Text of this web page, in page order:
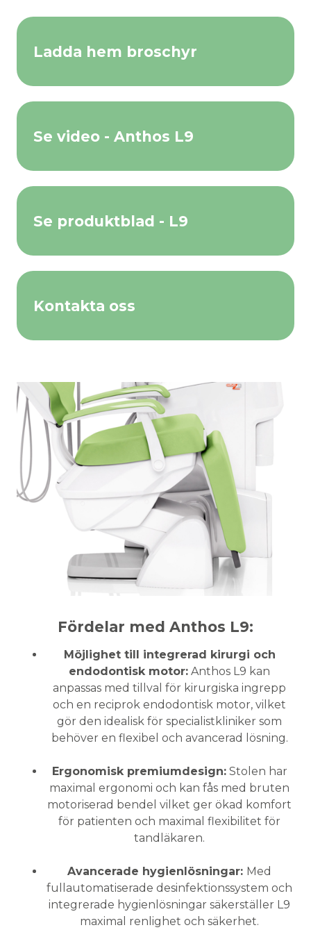
Ladda hem broschyr
Se video - Anthos L9
Se produktblad - L9
Kontakta oss
Fördelar med Anthos L9:
Möjlighet till integrerad kirurgi och
endodontisk motor: Anthos L9 kan
anpassas med tillval för kirurgiska ingrepp
och en reciprok endodontisk motor, vilket
gör den idealisk för specialistkliniker som
behöver en flexibel och avancerad lösning.
Ergonomisk premiumdesign:Stolen har
maximal ergonomi och kan fås med bruten
motoriserad bendel vilket ger ökad komfort
för patienten och maximal flexibilitet för
tandläkaren.
Avancerade hygienlösningar: Med
fullautomatiserade desinfektionssystem och
integrerade hygienlösningar säkerställer L9
maximal renlighet och säkerhet.